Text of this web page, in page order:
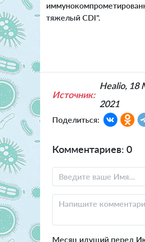
тяжелый CDI".
Источник:
Healio, 18
2021
Поделиться:
Комментариев: 0
Месяц идущий перед